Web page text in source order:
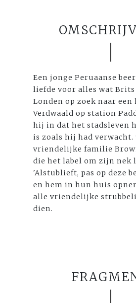
Een jonge Peruaanse
liefde voor alles wat
Londen op zoek naar een
Verdwaald op station
hij in dat het stadsleven
is zoals hij had verwacht.
vriendelijke familie
die het label om zijn nek
'Alstublieft, pas op deze
en hem in hun huis
alle vriendelijke
dien.